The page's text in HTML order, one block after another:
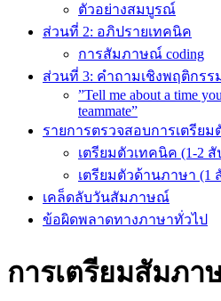
ตัวอย่างสมบูรณ์
ส่วนที่ 2: อภิปรายเทคนิค
การสัมภาษณ์ coding
ส่วนที่ 3: คำถามเชิงพฤติกรร
”Tell me about a time
teammate”
รายการตรวจสอบการเตรียม
เตรียมตัวเทคนิค (1-2
เตรียมตัวด้านภาษา (1
เคล็ดลับวันสัมภาษณ์
ข้อผิดพลาดทางภาษาทั่วไป
การเตรียมสัมภ